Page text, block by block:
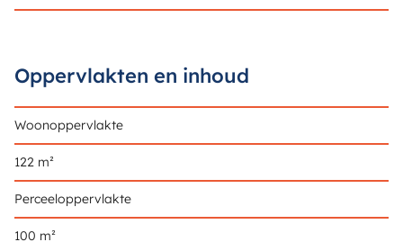
Oppervlakten en inhoud
Woonoppervlakte
122 m²
Perceeloppervlakte
100 m²